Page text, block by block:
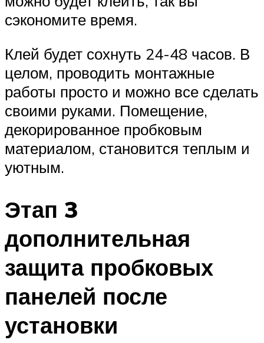
сэкономите время.
Клей будет сохнуть 24-48 часов. В
целом, проводить монтажные
работы просто и можно все сделать
своими руками. Помещение,
декорированное пробковым
материалом, становится теплым и
уютным.
Этап 3
дополнительная
защита пробковых
панелей после
установки